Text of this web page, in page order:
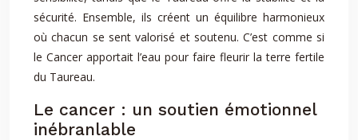
sécurité. Ensemble, ils créent un équilibre harmonieux
où chacun se sent valorisé et soutenu. C’est comme si
le Cancer apportait l’eau pour faire fleurir la terre fertile
du Taureau.
Le cancer : un soutien émotionnel
inébranlable